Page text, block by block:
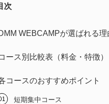
次
WEBCAMPが選ばれる理
ース別比較表（料金・特徴）
コースのおすすめポイント
短期集中コース